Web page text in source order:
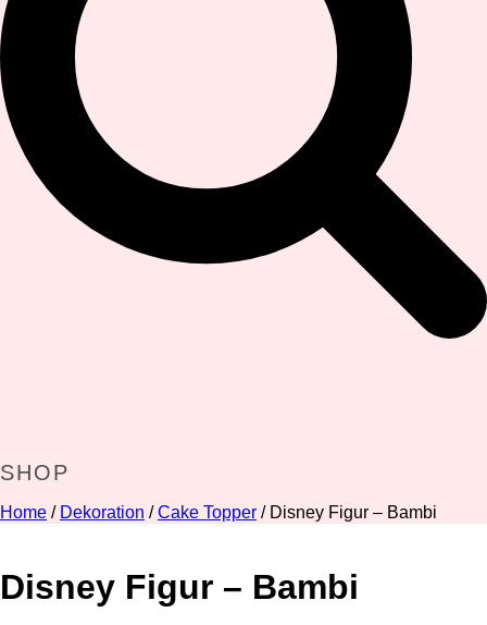
SHOP
Home / Dekoration / Cake Topper / Disney Figur – Bambi
Disney Figur – Bambi